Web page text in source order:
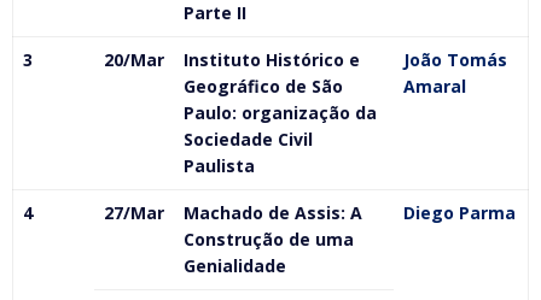
Parte II
3 20/Mar
Instituto Histórico e
Geográfico de São
Paulo: organização da
Sociedade Civil
Paulista
João Tomás
Amaral
4 27/Mar
Machado de Assis: A
Construção de uma
Genialidade
Diego Parma